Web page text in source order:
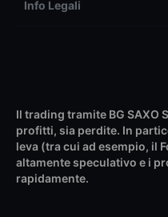
Info Legali
Il trading tramite BG SAXO
profitti, sia perdite. In
leva (tra cui ad esempio, il
altamente speculativo e i
rapidamente.